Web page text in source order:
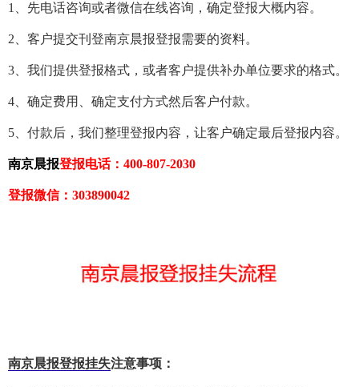
1、先电话咨询或者微信在线咨询，确定登报大概内容。
2、客户提交刊登南京晨报登报需要的资料。
3、我们提供登报格式，或者客户提供补办单位要求的格式。
4、确定费用、确定支付方式然后客户付款。
5、付款后，我们整理登报内容，让客户确定最后登报内容。
南京晨报登报电话：400-807-2030
登报微信：303890042
南京晨报登报挂失注意事项：